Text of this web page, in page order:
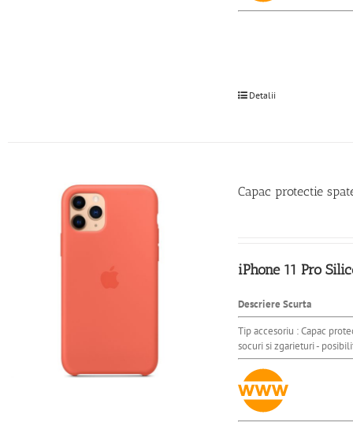
Detalii
Capac protectie
iPhone 11 Pro
Descriere Scurta
Tip accesoriu : Capac
socuri si zgarieturi -